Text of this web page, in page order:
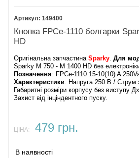
149400
Кнопка FPCe-1110 болгарки
HD
Оригінальна запчастинаSparky .Для
Sparky М 750 - М 1400 HD без електроніки
Позначення: FPCe-1110 15-10(10) A
Характеристики: Напруга 250 В / Струм
Габаритні розміри корпусу без
Захист від інціндентного пуску.
ЦІНА: 479 грн.
В наявності